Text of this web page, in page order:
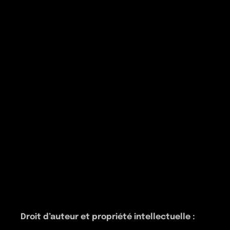
Droit d’auteur et propriété intellectuelle :